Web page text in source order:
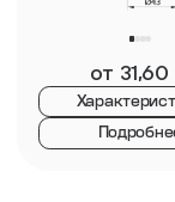
от 31,60